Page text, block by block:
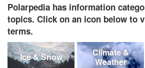
Polarpedia has information
topics. Click on an icon below to
terms.
Ice & Snow
Climate &
Weather